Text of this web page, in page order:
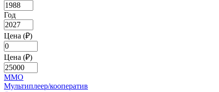
Год
Цена (₽)
Цена (₽)
MMO
Мультиплеер/кооператив